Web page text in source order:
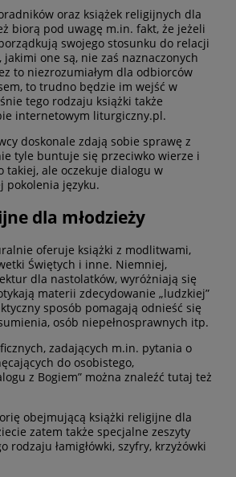
oraz książek religijnych dla
biorą pod uwagę m.in. fakt, że jeżeli
swojego stosunku do relacji
one są, nie zaś naznaczonych
to niezrozumiałym dla odbiorców
to trudno będzie im wejść w
tego rodzaju książki także
internetowym liturgiczny.pl.
doskonale zdają sobie sprawę z
tyle buntuje się przeciwko wierze i
takiej, ale oczekuje dialogu w
pokolenia języku.
dla młodzieży
oferuje książki z modlitwami,
Świętych i inne. Niemniej,
dla nastolatków, wyróżniają się
materii zdecydowanie „ludzkiej”
sposób pomagają odnieść się
osób niepełnosprawnych itp.
zadających m.in. pytania o
do osobistego,
z Bogiem” można znaleźć tutaj też
obejmującą książki religijne dla
zatem także specjalne zeszyty
rodzaju łamigłówki, szyfry, krzyżówki